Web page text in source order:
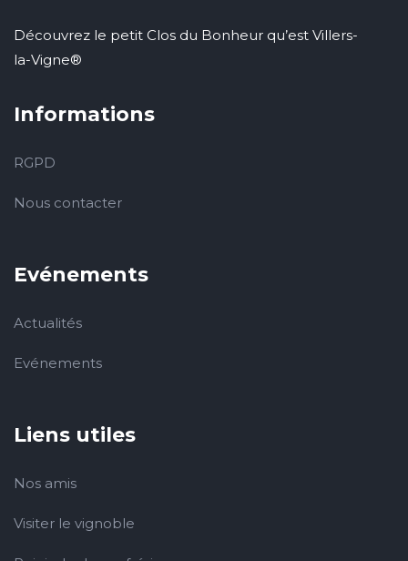
Découvrez le petit Clos du Bonheur qu’est Villers-
la-Vigne®
Informations
RGPD
Nous contacter
Evénements
Actualités
Evénements
Liens utiles
Nos amis
Visiter le vignoble